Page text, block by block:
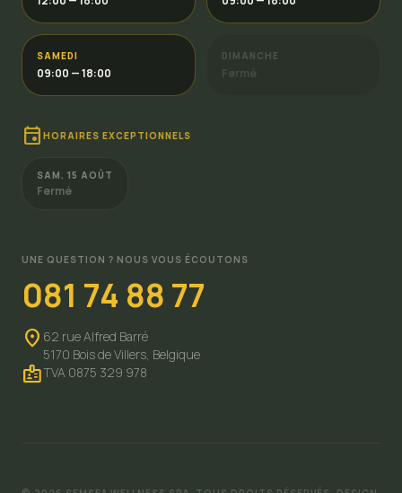
SAMEDI
09:00 — 18:00
DIMANCHE
Fermé
event HORAIRES EXCEPTIONNELS
SAM. 15 AOÛT
Fermé
UNE QUESTION ? NOUS VOUS ÉCOUTONS
081 74 88 77
location_on 62 rue Alfred Barré
5170 Bois de Villers, Belgique
badgeTVA 0875 329 978